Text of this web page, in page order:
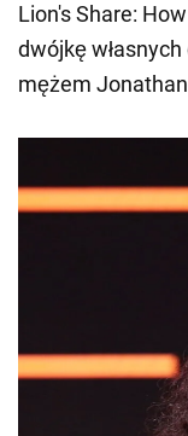
Lion's Share:
dwójkę
mężem